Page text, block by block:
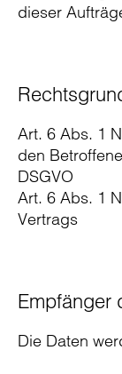
dieser
Art. 6 Abs. 1
den
DSGVO
Art. 6 Abs. 1
Vertrags
Empfänger
Die Daten